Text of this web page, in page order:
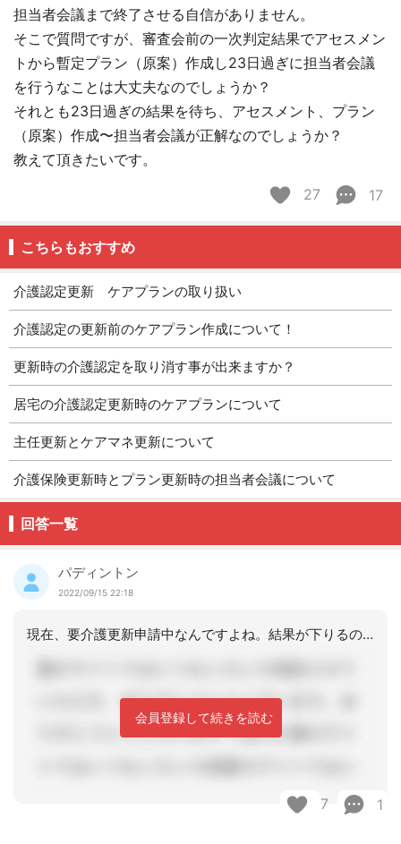
担当者会議まで終了させる自信がありません。
そこで質問ですが、審査会前の一次判定結果でアセスメン
トから暫定プラン（原案）作成し23日過ぎに担当者会議
を行うなことは大丈夫なのでしょうか？
それとも23日過ぎの結果を待ち、アセスメント、プラン
（原案）作成〜担当者会議が正解なのでしょうか？
教えて頂きたいです。
27
17
こちらもおすすめ
介護認定更新 ケアプランの取り扱い
介護認定の更新前のケアプラン作成について！
更新時の介護認定を取り消す事が出来ますか？
居宅の介護認定更新時のケアプランについて
主任更新とケアマネ更新について
介護保険更新時とプラン更新時の担当者会議について
回答一覧
パディントン
2022/09/15 22:18
現在、要介護更新申請中なんですよね。結果が下りるのを待たずとも、アセスメントはし
会員登録して続きを読む
7 1